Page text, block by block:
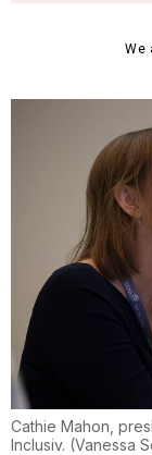
We
Cathie Mahon,
Inclusiv. (Vanessa